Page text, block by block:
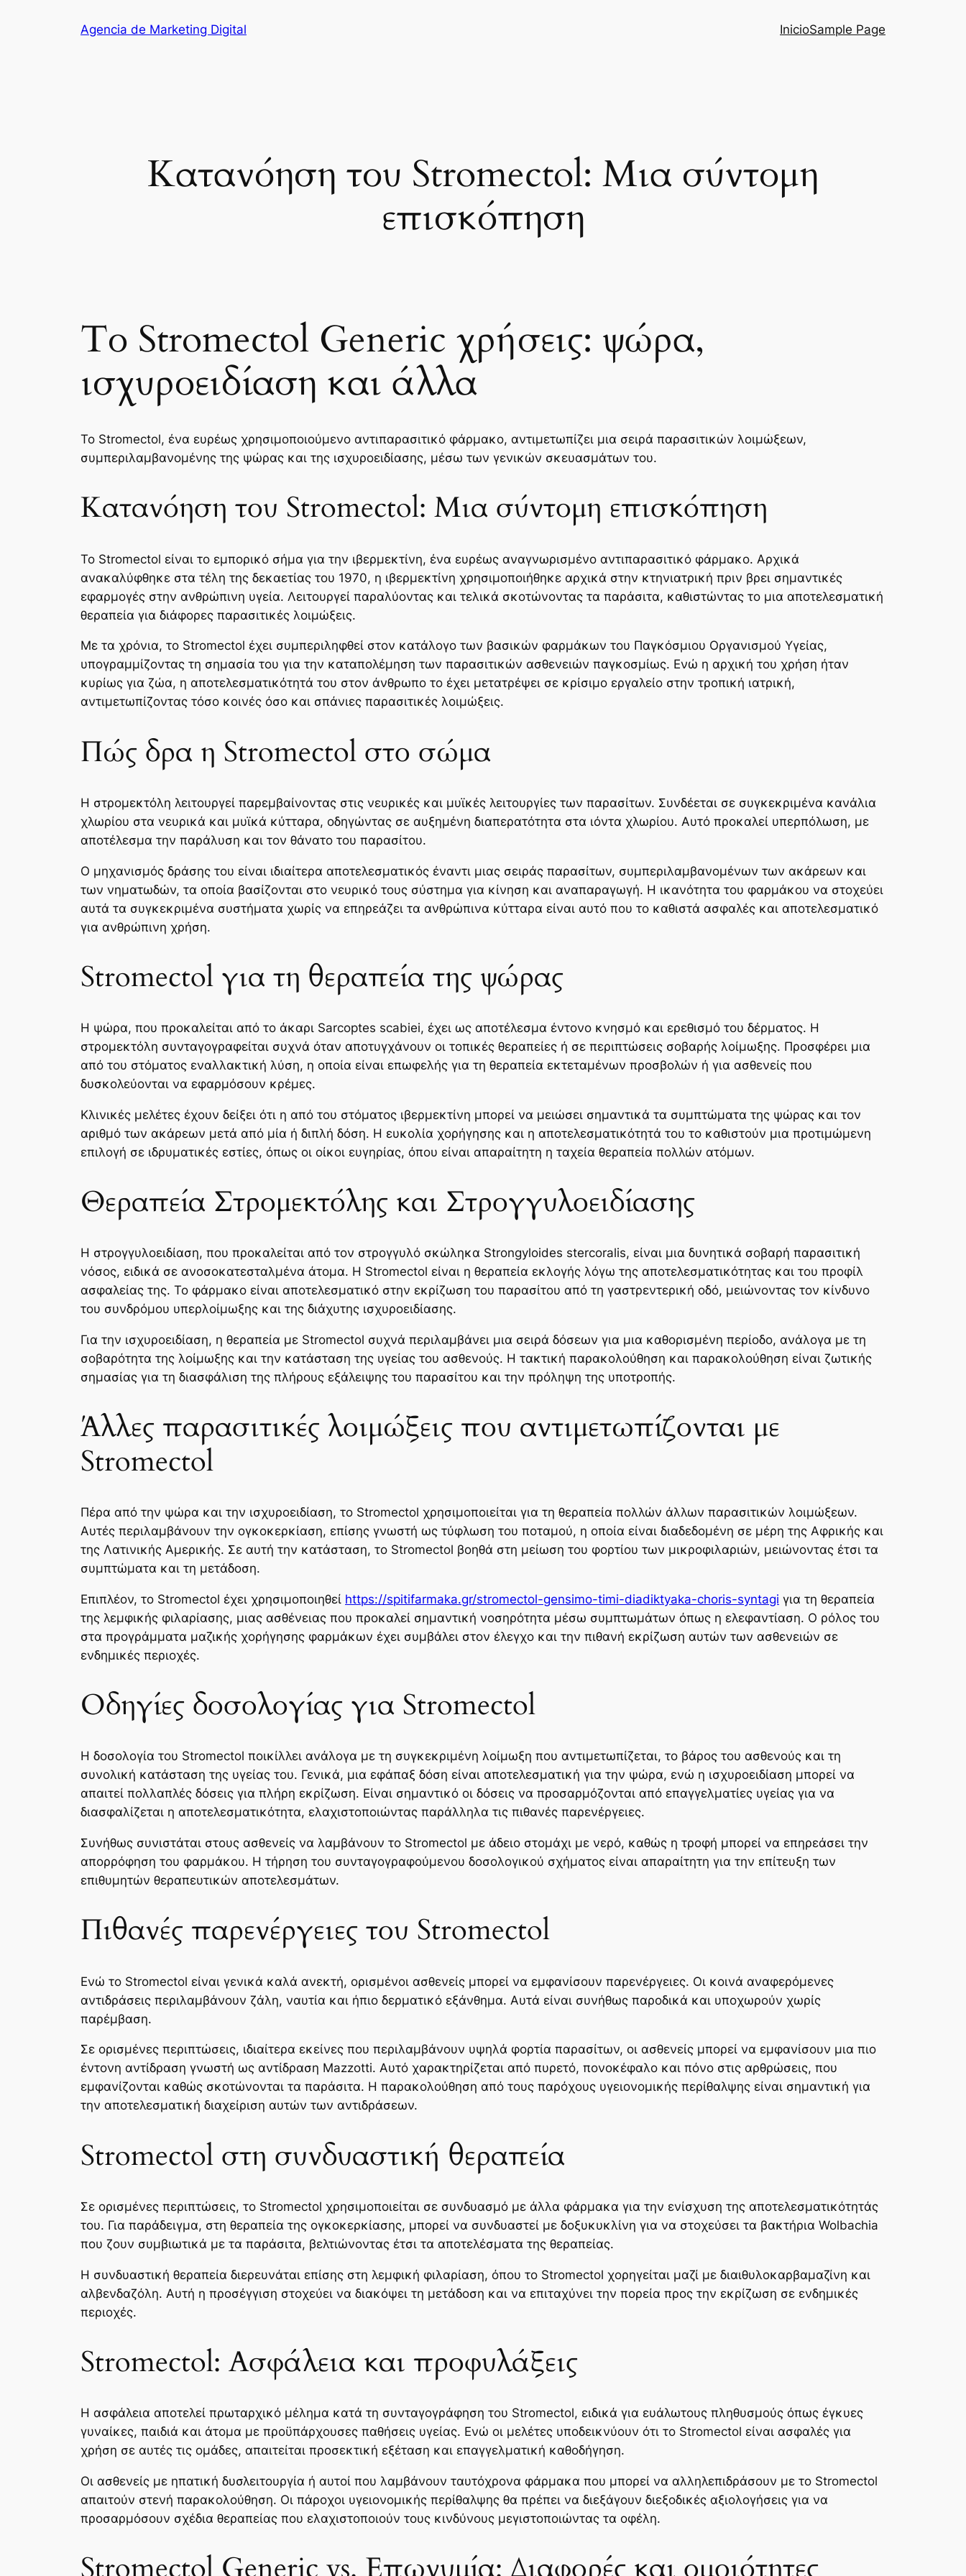
Agencia de Marketing Digital InicioSample Page
Κατανόηση του Stromectol: Μια σύντομη
επισκόπηση
Το Stromectol Generic χρήσεις: ψώρα,
ισχυροειδίαση και άλλα
Το Stromectol, ένα ευρέως χρησιμοποιούμενο αντιπαρασιτικό φάρμακο, αντιμετωπίζει μια σειρά παρασιτικών λοιμώξεων,
συμπεριλαμβανομένης της ψώρας και της ισχυροειδίασης, μέσω των γενικών σκευασμάτων του.
Κατανόηση του Stromectol: Μια σύντομη επισκόπηση
Το Stromectol είναι το εμπορικό σήμα για την ιβερμεκτίνη, ένα ευρέως αναγνωρισμένο αντιπαρασιτικό φάρμακο. Αρχικά
ανακαλύφθηκε στα τέλη της δεκαετίας του 1970, η ιβερμεκτίνη χρησιμοποιήθηκε αρχικά στην κτηνιατρική πριν βρει σημαντικές
εφαρμογές στην ανθρώπινη υγεία. Λειτουργεί παραλύοντας και τελικά σκοτώνοντας τα παράσιτα, καθιστώντας το μια αποτελεσματική
θεραπεία για διάφορες παρασιτικές λοιμώξεις.
Με τα χρόνια, το Stromectol έχει συμπεριληφθεί στον κατάλογο των βασικών φαρμάκων του Παγκόσμιου Οργανισμού Υγείας,
υπογραμμίζοντας τη σημασία του για την καταπολέμηση των παρασιτικών ασθενειών παγκοσμίως. Ενώ η αρχική του χρήση ήταν
κυρίως για ζώα, η αποτελεσματικότητά του στον άνθρωπο το έχει μετατρέψει σε κρίσιμο εργαλείο στην τροπική ιατρική,
αντιμετωπίζοντας τόσο κοινές όσο και σπάνιες παρασιτικές λοιμώξεις.
Πώς δρα η Stromectol στο σώμα
Η στρομεκτόλη λειτουργεί παρεμβαίνοντας στις νευρικές και μυϊκές λειτουργίες των παρασίτων. Συνδέεται σε συγκεκριμένα κανάλια
χλωρίου στα νευρικά και μυϊκά κύτταρα, οδηγώντας σε αυξημένη διαπερατότητα στα ιόντα χλωρίου. Αυτό προκαλεί υπερπόλωση, με
αποτέλεσμα την παράλυση και τον θάνατο του παρασίτου.
Ο μηχανισμός δράσης του είναι ιδιαίτερα αποτελεσματικός έναντι μιας σειράς παρασίτων, συμπεριλαμβανομένων των ακάρεων και
των νηματωδών, τα οποία βασίζονται στο νευρικό τους σύστημα για κίνηση και αναπαραγωγή. Η ικανότητα του φαρμάκου να στοχεύει
αυτά τα συγκεκριμένα συστήματα χωρίς να επηρεάζει τα ανθρώπινα κύτταρα είναι αυτό που το καθιστά ασφαλές και αποτελεσματικό
για ανθρώπινη χρήση.
Stromectol για τη θεραπεία της ψώρας
Η ψώρα, που προκαλείται από το άκαρι Sarcoptes scabiei, έχει ως αποτέλεσμα έντονο κνησμό και ερεθισμό του δέρματος. Η
στρομεκτόλη συνταγογραφείται συχνά όταν αποτυγχάνουν οι τοπικές θεραπείες ή σε περιπτώσεις σοβαρής λοίμωξης. Προσφέρει μια
από του στόματος εναλλακτική λύση, η οποία είναι επωφελής για τη θεραπεία εκτεταμένων προσβολών ή για ασθενείς που
δυσκολεύονται να εφαρμόσουν κρέμες.
Κλινικές μελέτες έχουν δείξει ότι η από του στόματος ιβερμεκτίνη μπορεί να μειώσει σημαντικά τα συμπτώματα της ψώρας και τον
αριθμό των ακάρεων μετά από μία ή διπλή δόση. Η ευκολία χορήγησης και η αποτελεσματικότητά του το καθιστούν μια προτιμώμενη
επιλογή σε ιδρυματικές εστίες, όπως οι οίκοι ευγηρίας, όπου είναι απαραίτητη η ταχεία θεραπεία πολλών ατόμων.
Θεραπεία Στρομεκτόλης και Στρογγυλοειδίασης
Η στρογγυλοειδίαση, που προκαλείται από τον στρογγυλό σκώληκα Strongyloides stercoralis, είναι μια δυνητικά σοβαρή παρασιτική
νόσος, ειδικά σε ανοσοκατεσταλμένα άτομα. Η Stromectol είναι η θεραπεία εκλογής λόγω της αποτελεσματικότητας και του προφίλ
ασφαλείας της. Το φάρμακο είναι αποτελεσματικό στην εκρίζωση του παρασίτου από τη γαστρεντερική οδό, μειώνοντας τον κίνδυνο
του συνδρόμου υπερλοίμωξης και της διάχυτης ισχυροειδίασης.
Για την ισχυροειδίαση, η θεραπεία με Stromectol συχνά περιλαμβάνει μια σειρά δόσεων για μια καθορισμένη περίοδο, ανάλογα με τη
σοβαρότητα της λοίμωξης και την κατάσταση της υγείας του ασθενούς. Η τακτική παρακολούθηση και παρακολούθηση είναι ζωτικής
σημασίας για τη διασφάλιση της πλήρους εξάλειψης του παρασίτου και την πρόληψη της υποτροπής.
Άλλες παρασιτικές λοιμώξεις που αντιμετωπίζονται με
Stromectol
Πέρα από την ψώρα και την ισχυροειδίαση, το Stromectol χρησιμοποιείται για τη θεραπεία πολλών άλλων παρασιτικών λοιμώξεων.
Αυτές περιλαμβάνουν την ογκοκερκίαση, επίσης γνωστή ως τύφλωση του ποταμού, η οποία είναι διαδεδομένη σε μέρη της Αφρικής και
της Λατινικής Αμερικής. Σε αυτή την κατάσταση, το Stromectol βοηθά στη μείωση του φορτίου των μικροφιλαριών, μειώνοντας έτσι τα
συμπτώματα και τη μετάδοση.
Επιπλέον, το Stromectol έχει χρησιμοποιηθεί https://spitifarmaka.gr/stromectol-gensimo-timi-diadiktyaka-choris-syntagi για τη θεραπεία
της λεμφικής φιλαρίασης, μιας ασθένειας που προκαλεί σημαντική νοσηρότητα μέσω συμπτωμάτων όπως η ελεφαντίαση. Ο ρόλος του
στα προγράμματα μαζικής χορήγησης φαρμάκων έχει συμβάλει στον έλεγχο και την πιθανή εκρίζωση αυτών των ασθενειών σε
ενδημικές περιοχές.
Οδηγίες δοσολογίας για Stromectol
Η δοσολογία του Stromectol ποικίλλει ανάλογα με τη συγκεκριμένη λοίμωξη που αντιμετωπίζεται, το βάρος του ασθενούς και τη
συνολική κατάσταση της υγείας του. Γενικά, μια εφάπαξ δόση είναι αποτελεσματική για την ψώρα, ενώ η ισχυροειδίαση μπορεί να
απαιτεί πολλαπλές δόσεις για πλήρη εκρίζωση. Είναι σημαντικό οι δόσεις να προσαρμόζονται από επαγγελματίες υγείας για να
διασφαλίζεται η αποτελεσματικότητα, ελαχιστοποιώντας παράλληλα τις πιθανές παρενέργειες.
Συνήθως συνιστάται στους ασθενείς να λαμβάνουν το Stromectol με άδειο στομάχι με νερό, καθώς η τροφή μπορεί να επηρεάσει την
απορρόφηση του φαρμάκου. Η τήρηση του συνταγογραφούμενου δοσολογικού σχήματος είναι απαραίτητη για την επίτευξη των
επιθυμητών θεραπευτικών αποτελεσμάτων.
Πιθανές παρενέργειες του Stromectol
Ενώ το Stromectol είναι γενικά καλά ανεκτή, ορισμένοι ασθενείς μπορεί να εμφανίσουν παρενέργειες. Οι κοινά αναφερόμενες
αντιδράσεις περιλαμβάνουν ζάλη, ναυτία και ήπιο δερματικό εξάνθημα. Αυτά είναι συνήθως παροδικά και υποχωρούν χωρίς
παρέμβαση.
Σε ορισμένες περιπτώσεις, ιδιαίτερα εκείνες που περιλαμβάνουν υψηλά φορτία παρασίτων, οι ασθενείς μπορεί να εμφανίσουν μια πιο
έντονη αντίδραση γνωστή ως αντίδραση Mazzotti. Αυτό χαρακτηρίζεται από πυρετό, πονοκέφαλο και πόνο στις αρθρώσεις, που
εμφανίζονται καθώς σκοτώνονται τα παράσιτα. Η παρακολούθηση από τους παρόχους υγειονομικής περίθαλψης είναι σημαντική για
την αποτελεσματική διαχείριση αυτών των αντιδράσεων.
Stromectol στη συνδυαστική θεραπεία
Σε ορισμένες περιπτώσεις, το Stromectol χρησιμοποιείται σε συνδυασμό με άλλα φάρμακα για την ενίσχυση της αποτελεσματικότητάς
του. Για παράδειγμα, στη θεραπεία της ογκοκερκίασης, μπορεί να συνδυαστεί με δοξυκυκλίνη για να στοχεύσει τα βακτήρια Wolbachia
που ζουν συμβιωτικά με τα παράσιτα, βελτιώνοντας έτσι τα αποτελέσματα της θεραπείας.
Η συνδυαστική θεραπεία διερευνάται επίσης στη λεμφική φιλαρίαση, όπου το Stromectol χορηγείται μαζί με διαιθυλοκαρβαμαζίνη και
αλβενδαζόλη. Αυτή η προσέγγιση στοχεύει να διακόψει τη μετάδοση και να επιταχύνει την πορεία προς την εκρίζωση σε ενδημικές
περιοχές.
Stromectol: Ασφάλεια και προφυλάξεις
Η ασφάλεια αποτελεί πρωταρχικό μέλημα κατά τη συνταγογράφηση του Stromectol, ειδικά για ευάλωτους πληθυσμούς όπως έγκυες
γυναίκες, παιδιά και άτομα με προϋπάρχουσες παθήσεις υγείας. Ενώ οι μελέτες υποδεικνύουν ότι το Stromectol είναι ασφαλές για
χρήση σε αυτές τις ομάδες, απαιτείται προσεκτική εξέταση και επαγγελματική καθοδήγηση.
Οι ασθενείς με ηπατική δυσλειτουργία ή αυτοί που λαμβάνουν ταυτόχρονα φάρμακα που μπορεί να αλληλεπιδράσουν με το Stromectol
απαιτούν στενή παρακολούθηση. Οι πάροχοι υγειονομικής περίθαλψης θα πρέπει να διεξάγουν διεξοδικές αξιολογήσεις για να
προσαρμόσουν σχέδια θεραπείας που ελαχιστοποιούν τους κινδύνους μεγιστοποιώντας τα οφέλη.